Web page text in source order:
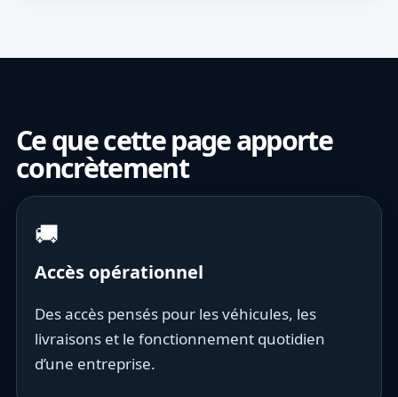
Ce que cette page apporte
concrètement
🚚
Accès opérationnel
Des accès pensés pour les véhicules, les
livraisons et le fonctionnement quotidien
d’une entreprise.